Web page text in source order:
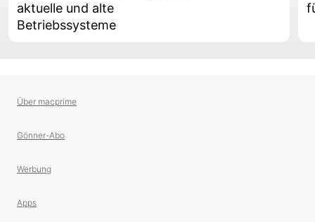
aktuelle und alte
Betriebssysteme
Über macprime
Gönner-Abo
Werbung
Apps